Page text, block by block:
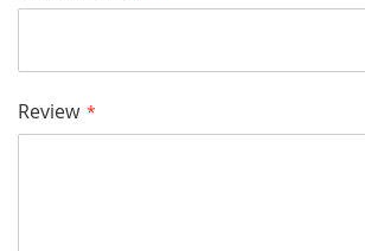
Review